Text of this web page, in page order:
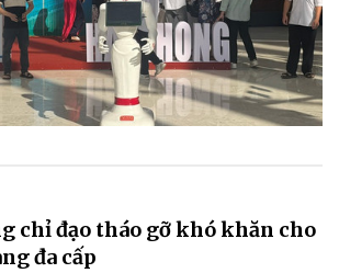
chỉ đạo tháo gỡ khó khăn cho
đa cấp